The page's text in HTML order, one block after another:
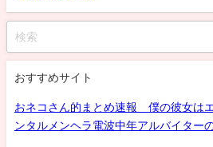
おすすめサイト
おネコさん的まとめ速報 僕の彼女は
ンタルメンヘラ電波中年アルバイター